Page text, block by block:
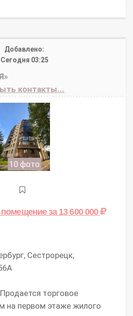
Добавлено:
Сегодня 03:25
контакты...
10 фото
помещениеза 13 600 000
Сестрорецк,
торговое
на первом этаже жилого